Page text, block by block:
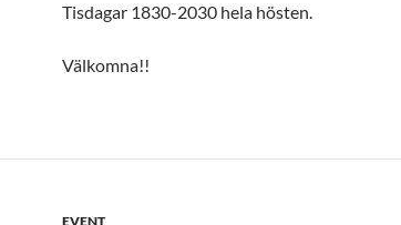
Tisdagar 1830-2030 hela hösten.
Välkomna!!
EVENT